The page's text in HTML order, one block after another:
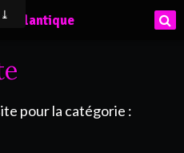
Atlantique
pour la catégorie :